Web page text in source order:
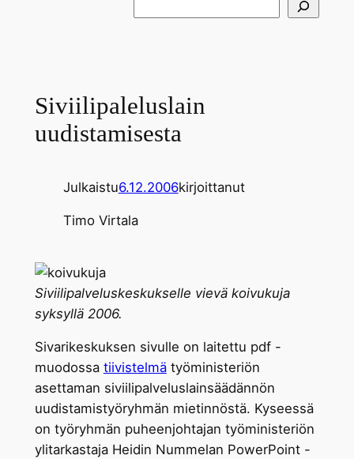
Siviilipaleluslain
uudistamisesta
Julkaistu6.12.2006kirjoittanut
Timo Virtala
Siviilipalveluskeskukselle vievä koivukuja
syksyllä 2006.
Sivarikeskuksen sivulle on laitettu pdf -
muodossa tiivistelmätyöministeriön
asettaman siviilipalveluslainsäädännön
uudistamistyöryhmän mietinnöstä. Kyseessä
on työryhmän puheenjohtajan työministeriön
ylitarkastaja Heidin Nummelan PowerPoint -